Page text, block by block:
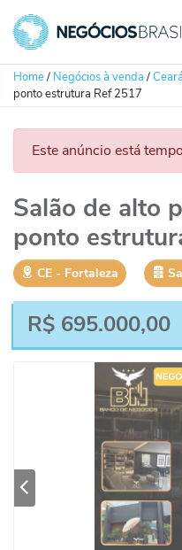
Home/ Negócios à venda/Ceará
ponto estrutura Ref 2517
Este anúncio está
Salão de alto
ponto
CE ‐ Fortaleza
R$ 695.000,00